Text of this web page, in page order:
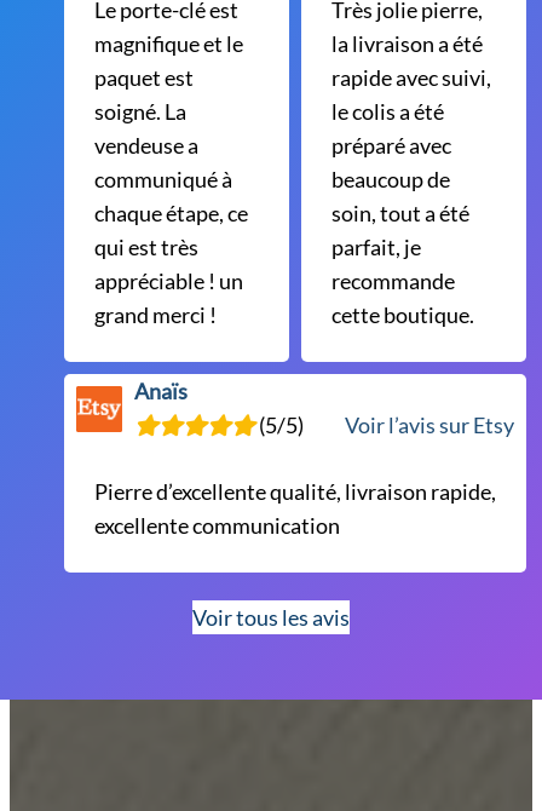
Le porte-clé est
magnifique et le
paquet est
soigné. La
vendeuse a
communiqué à
chaque étape, ce
qui est très
appréciable ! un
grand merci !
Très jolie pierre,
la livraison a été
rapide avec suivi,
le colis a été
préparé avec
beaucoup de
soin, tout a été
parfait, je
recommande
cette boutique.
Anaïs
(5/5)
Voir l’avis sur Etsy
Pierre d’excellente qualité, livraison rapide,
excellente communication
Voir tous les avis